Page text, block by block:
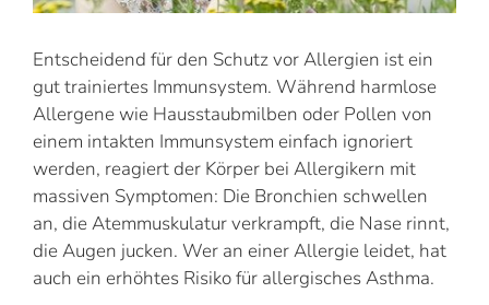
Entscheidend für den Schutz vor Allergien ist ein
gut trainiertes Immunsystem. Während harmlose
Allergene wie Hausstaubmilben oder Pollen von
einem intakten Immunsystem einfach ignoriert
werden, reagiert der Körper bei Allergikern mit
massiven Symptomen: Die Bronchien schwellen
an, die Atemmuskulatur verkrampft, die Nase rinnt,
die Augen jucken. Wer an einer Allergie leidet, hat
auch ein erhöhtes Risiko für allergisches Asthma.